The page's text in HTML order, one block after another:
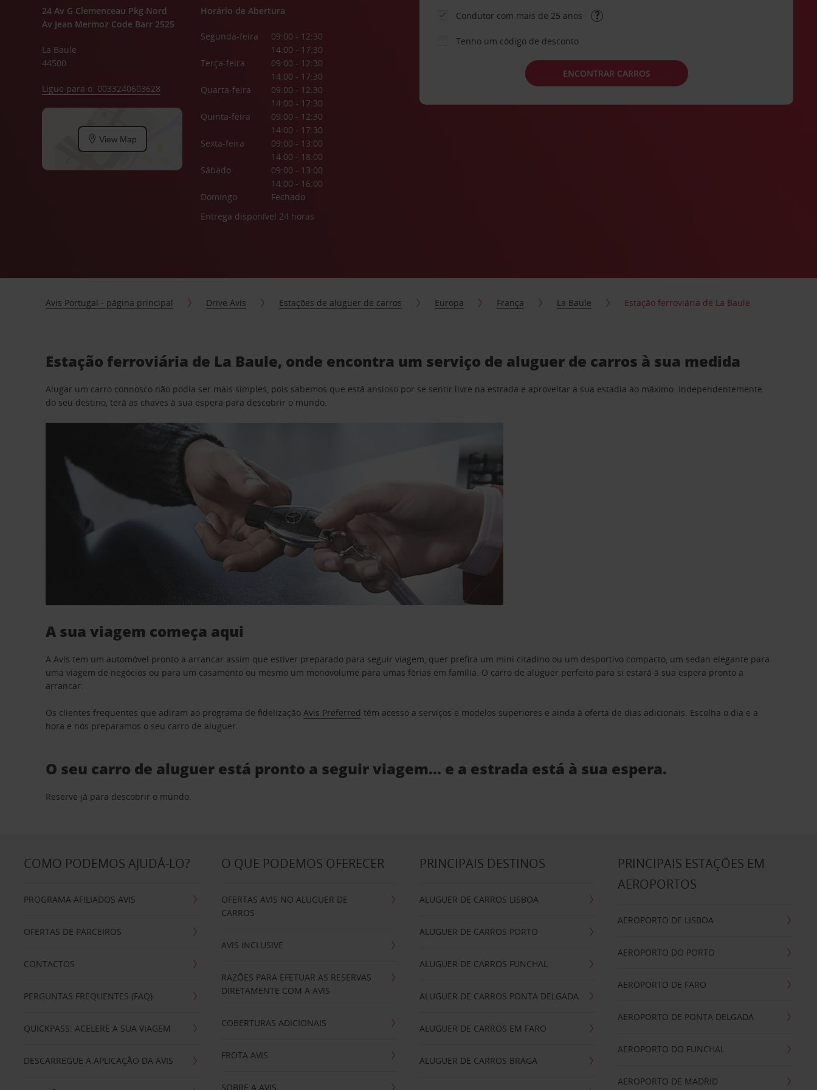
24 Av G Clemenceau Pkg Nord
Av Jean Mermoz Code Barr 2525
La Baule
44500
Ligue para o: 0033240603628
View Map
Horário de Abertura
Segunda-feira
09:00 - 12:30
14:00 - 17:30
Terça-feira
09:00 - 12:30
14:00 - 17:30
Quarta-feira
09:00 - 12:30
14:00 - 17:30
Quinta-feira
09:00 - 12:30
14:00 - 17:30
Sexta-feira
09:00 - 13:00
14:00 - 18:00
Sábado
09:00 - 13:00
14:00 - 16:00
Domingo
Fechado
Entrega disponível 24 horas
Condutor com mais de 25 anos
Tenho um código de desconto
ENCONTRAR CARROS
Avis Portugal - página principal Drive Avis Estações de aluguer de carros Europa França La Baule Estação ferroviária de La Baule
Estação ferroviária de La Baule, onde encontra um serviço de aluguer de carros à sua medida
Alugar um carro connosco não podia ser mais simples, pois sabemos que está ansioso por se sentir livre na estrada e aproveitar a sua estadia ao máximo. Independentemente
do seu destino, terá as chaves à sua espera para descobrir o mundo.
A sua viagem começa aqui
A Avis tem um automóvel pronto a arrancar assim que estiver preparado para seguir viagem, quer prefira um mini citadino ou um desportivo compacto, um sedan elegante para
uma viagem de negócios ou para um casamento ou mesmo um monovolume para umas férias em família. O carro de aluguer perfeito para si estará à sua espera pronto a
arrancar.
Os clientes frequentes que adiram ao programa de fidelizaçãoAvis Preferred têm acesso a serviços e modelos superiores e ainda à oferta de dias adicionais. Escolha o dia e a
hora e nós preparamos o seu carro de aluguer.
O seu carro de aluguer está pronto a seguir viagem… e a estrada está à sua espera.
Reserve já para descobrir o mundo.
COMO PODEMOS AJUDÁ-LO?
PROGRAMA AFILIADOS AVIS
OFERTAS DE PARCEIROS
CONTACTOS
PERGUNTAS FREQUENTES (FAQ)
QUICKPASS: ACELERE A SUA VIAGEM
DESCARREGUE A APLICAÇÃO DA AVIS
O QUE PODEMOS OFERECER
OFERTAS AVIS NO ALUGUER DE
CARROS
AVIS INCLUSIVE
RAZÕES PARA EFETUAR AS RESERVAS
DIRETAMENTE COM A AVIS
COBERTURAS ADICIONAIS
FROTA AVIS
SOBRE A AVIS
PRINCIPAIS DESTINOS
ALUGUER DE CARROS LISBOA
ALUGUER DE CARROS PORTO
ALUGUER DE CARROS FUNCHAL
ALUGUER DE CARROS PONTA DELGADA
ALUGUER DE CARROS EM FARO
ALUGUER DE CARROS BRAGA
PRINCIPAIS ESTAÇÕES EM
AEROPORTOS
AEROPORTO DE LISBOA
AEROPORTO DO PORTO
AEROPORTO DE FARO
AEROPORTO DE PONTA DELGADA
AEROPORTO DO FUNCHAL
AEROPORTO DE MADRID